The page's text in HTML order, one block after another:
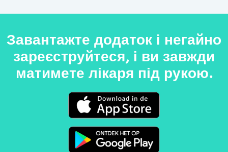
Завантажте додаток і негайно
зареєструйтеся, і ви завжди
матимете лікаря під рукою.